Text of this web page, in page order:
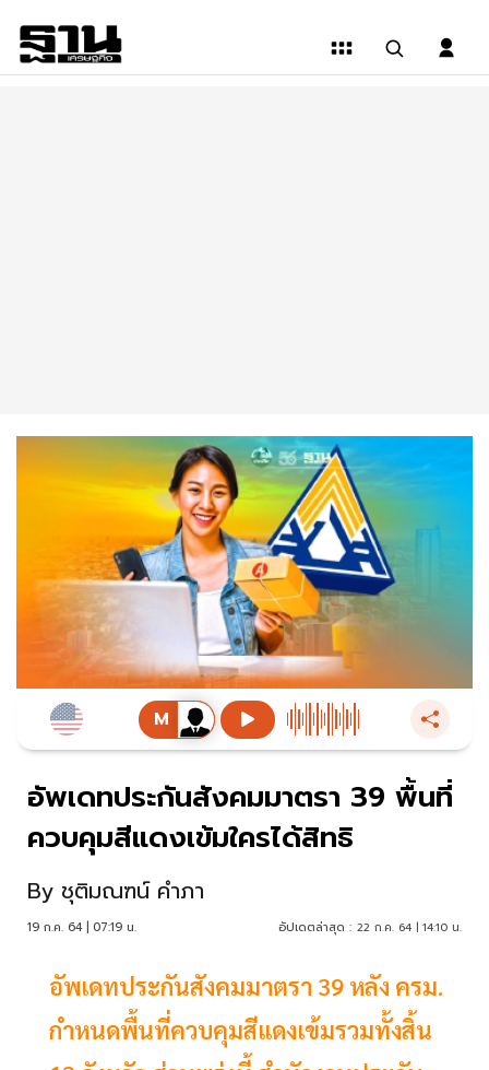
อัพเดทประกันสังคมมาตรา 39 พื้นที่
ควบคุมสีแดงเข้มใครได้สิทธิ
By ชุติมณฑน์ คำภา
19 ก.ค. 64 | 07:19 น. อัปเดตล่าสุด : 22 ก.ค. 64 | 14:10 น.
อัพเดทประกันสังคมมาตรา 39 หลัง ครม.
กำหนดพื้นที่ควบคุมสีแดงเข้มรวมทั้งสิ้น